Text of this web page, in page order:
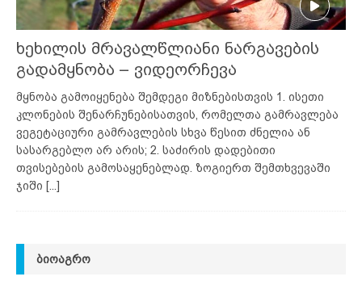
ხეხილის მრავალწლიანი ნარგავების
გადამყნობა – ვიდეორჩევა
მყნობა გამოიყენება შემდეგი მიზნებისთვის 1. ისეთი
კლონების შენარჩუნებისათვის, რომელთა გამრავლება
ვეგეტაციური გამრავლების სხვა წესით ძნელია ან
სასარგებლო არ არის; 2. საძირის დადებითი
თვისებების გამოსაყენებლად. ზოგიერთ შემთხვევაში
ჯიში [...]
ᲑᲘᲝᲐᲒᲠᲝ